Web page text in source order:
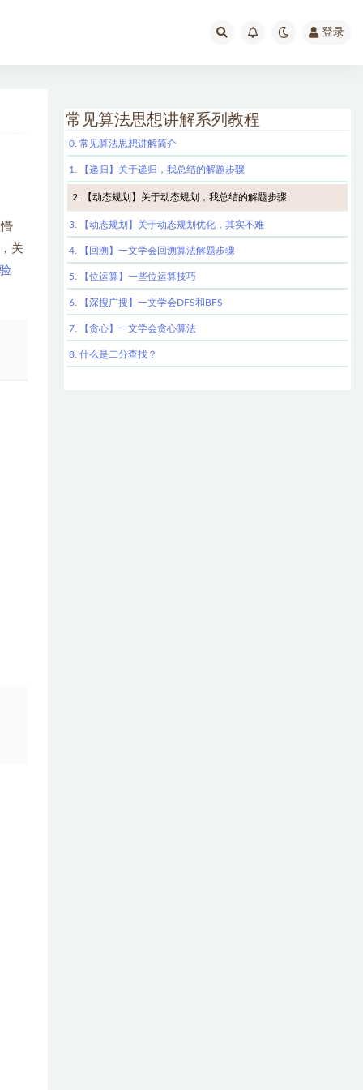
登录
关
常见算法思想讲解系列教程
0. 常见算法思想讲解简介
1. 【递归】关于递归，我总结的解题步骤
2. 【动态规划】关于动态规划，我总结的解题步骤
3. 【动态规划】关于动态规划优化，其实不难
4. 【回溯】一文学会回溯算法解题步骤
5. 【位运算】一些位运算技巧
6. 【深搜广搜】一文学会DFS和BFS
7. 【贪心】一文学会贪心算法
8. 什么是二分查找？